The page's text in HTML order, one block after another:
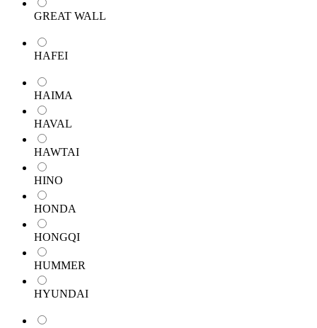
GREAT WALL
HAFEI
HAIMA
HAVAL
HAWTAI
HINO
HONDA
HONGQI
HUMMER
HYUNDAI